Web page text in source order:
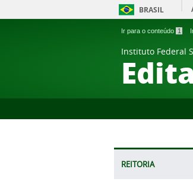
BRASIL
Ir para o conteúdo 1
Instituto Federal
REITORIA